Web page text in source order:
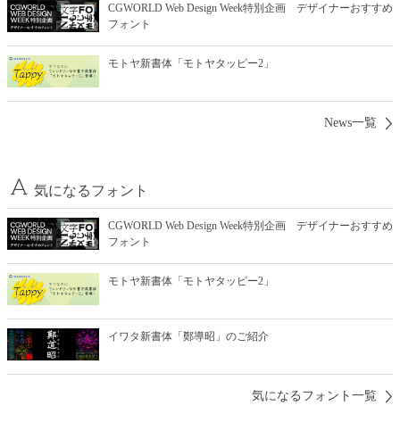
CGWORLD Web Design Week特別企画 デザイナーおすすめ
フォント
モトヤ新書体「モトヤタッピー2」
News一覧
気になるフォント
CGWORLD Web Design Week特別企画 デザイナーおすすめ
フォント
モトヤ新書体「モトヤタッピー2」
イワタ新書体「鄭導昭」のご紹介
気になるフォント一覧